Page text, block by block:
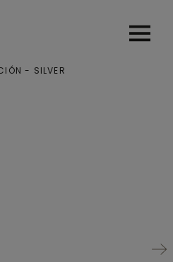
OpenOpen
- SILVER